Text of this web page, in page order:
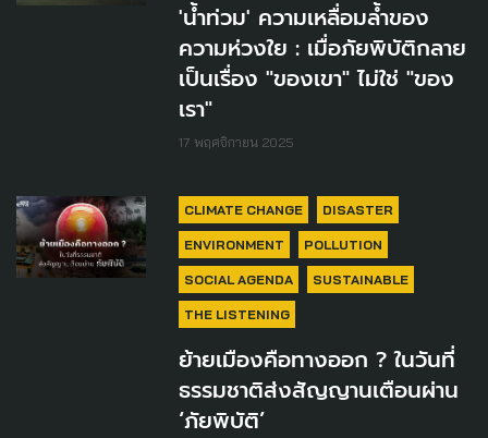
'น้ำท่วม' ความเหลื่อมล้ำของ
ความห่วงใย : เมื่อภัยพิบัติกลาย
เป็นเรื่อง "ของเขา" ไม่ใช่ "ของ
เรา"
17 พฤศจิกายน 2025
CLIMATE CHANGE DISASTER
ENVIRONMENT POLLUTION
SOCIAL AGENDA SUSTAINABLE
THE LISTENING
ย้ายเมืองคือทางออก ? ในวันที่
ธรรมชาติส่งสัญญานเตือนผ่าน
‘ภัยพิบัติ’